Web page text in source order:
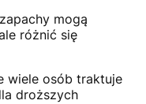
mogą
różnić się
wiele osób traktuje
droższych